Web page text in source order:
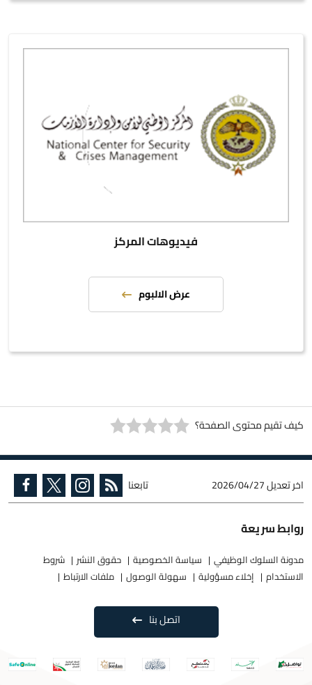
فيديوهات المركز
عرض الالبوم
كيف تقيم محتوى الصفحة؟
اخر تعديل2026/04/27 تابعنا
روابط سريعة
مدونة السلوك الوظيفي سياسة الخصوصية حقوق النشر
شروط
الاستخدام
إخلاء مسؤولية سهولة الوصول ملفات الارتباط
اتصل بنا